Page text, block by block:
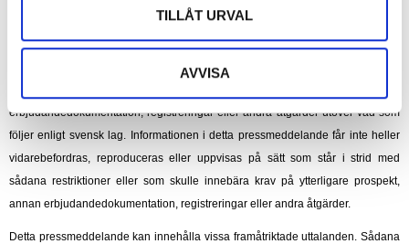
TILLÅT URVAL
AVVISA
distribueras, vare sig direkt eller indirekt, i eller till USA, Kanada, Japan,
Australien, Hongkong, Nya Zeeland, Singapore, Sydafrika eller annat land där
sådan åtgärd helt eller delvis är föremål för legala restriktioner eller där sådan
erbjudandedokumentation, registreringar eller andra åtgärder utöver vad som
följer enligt svensk lag. Informationen i detta pressmeddelande får inte heller
vidarebefordras, reproduceras eller uppvisas på sätt som står i strid med
sådana restriktioner eller som skulle innebära krav på ytterligare prospekt,
annan erbjudandedokumentation, registreringar eller andra åtgärder.
Detta pressmeddelande kan innehålla vissa framåtriktade uttalanden. Sådana